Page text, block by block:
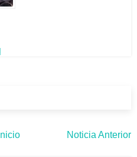
Inicio Noticia Anterior